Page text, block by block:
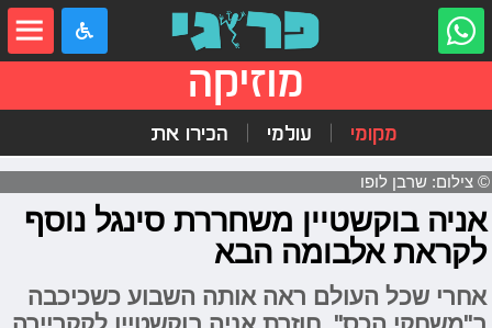
מוזיקה
מקומי עולמי הכירו את
© צילום: שרבן לופו
אניה בוקשטיין משחררת סינגל נוסף
לקראת אלבומה הבא
אחרי שכל העולם ראה אותה השבוע כשכיכבה